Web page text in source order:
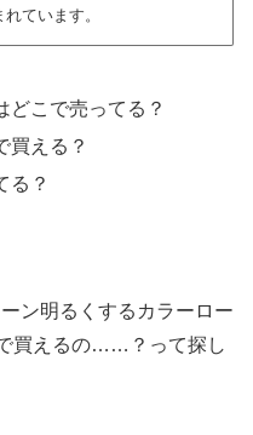
ています。
どこで売ってる？
買える？
る？
ン明るくするカラーロー
買えるの……？って探し